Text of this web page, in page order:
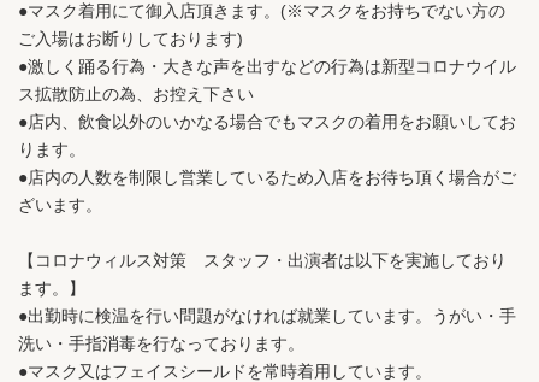
●マスク着用にて御入店頂きます。(※マスクをお持ちでない方の
ご入場はお断りしております)
●激しく踊る行為・大きな声を出すなどの行為は新型コロナウイル
ス拡散防止の為、お控え下さい
●店内、飲食以外のいかなる場合でもマスクの着用をお願いしてお
ります。
●店内の人数を制限し営業しているため入店をお待ち頂く場合がご
ざいます。
【コロナウィルス対策 スタッフ・出演者は以下を実施しており
ます。】
●出勤時に検温を行い問題がなければ就業しています。うがい・手
洗い・手指消毒を行なっております。
●マスク又はフェイスシールドを常時着用しています。